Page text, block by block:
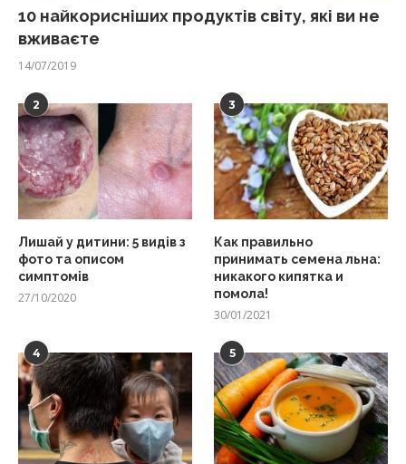
10 найкорисніших продуктів світу, які ви не
вживаєте
14/07/2019
2
Лишай у дитини: 5 видів з
фото та описом
симптомів
27/10/2020
3
Как правильно
принимать семена льна:
никакого кипятка и
помола!
30/01/2021
4 5